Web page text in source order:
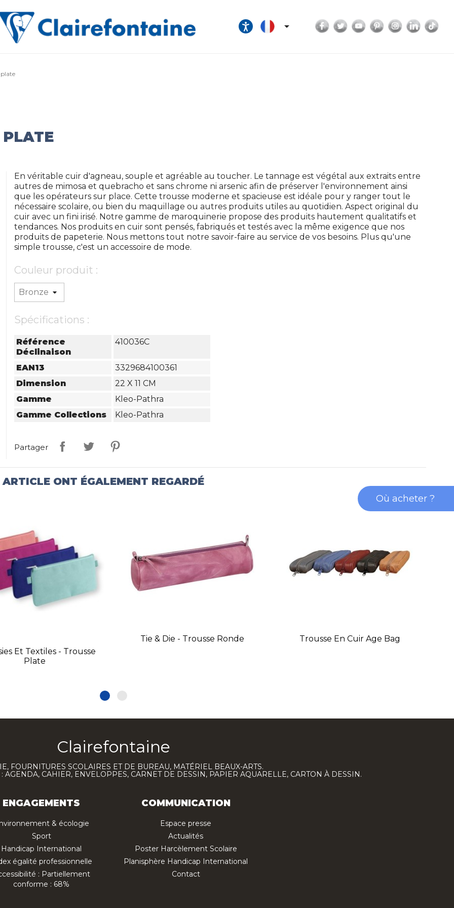
 Facebook
TwitterYouTubePinterestInstagram
PLATE
En véritable cuir d'agneau, souple et agréable au toucher. Le tannage est végétal aux extraits entre
autres de mimosa et quebracho et sans chrome ni arsenic afin de préserver l'environnement ainsi
que les opérateurs sur place. Cette trousse moderne et spacieuse est idéale pour y ranger tout le
nécessaire scolaire, ou bien du maquillage ou autres produits utiles au quotidien. Aspect original du
cuir avec un fini irisé. Notre gamme de maroquinerie propose des produits hautement qualitatifs et
tendances. Nos produits en cuir sont pensés, fabriqués et testés avec la même exigence que nos
produits de papeterie. Nous mettons tout notre savoir-faire au service de vos besoins. Plus qu'une
simple trousse, c'est un accessoire de mode.
Couleur produit :
Spécifications :
Référence
Déclinaison
410036C
EAN13
3329684100361
Dimension
22 X 11 CM
Gamme
Kleo-Pathra
Gamme Collections
Kleo-Pathra
Partager
ONT ÉGALEMENT REGARDÉ
Et Textiles - Trousse
Plate
Tie & Die - Trousse Ronde Trousse En Cuir Age Bag
Clairefontaine
FOURNITURES SCOLAIRES ET DE BUREAU, MATÉRIEL BEAUX-ARTS.
AGENDA, CAHIER, ENVELOPPES, CARNET DE DESSIN, PAPIER AQUARELLE, CARTON À DESSIN.
ENGAGEMENTS
& écologie
Sport
Handicap International
égalité professionnelle
: Partiellement
conforme : 68%
COMMUNICATION
Espace presse
Actualités
Poster Harcèlement Scolaire
Planisphère Handicap International
Contact
Où acheter ?